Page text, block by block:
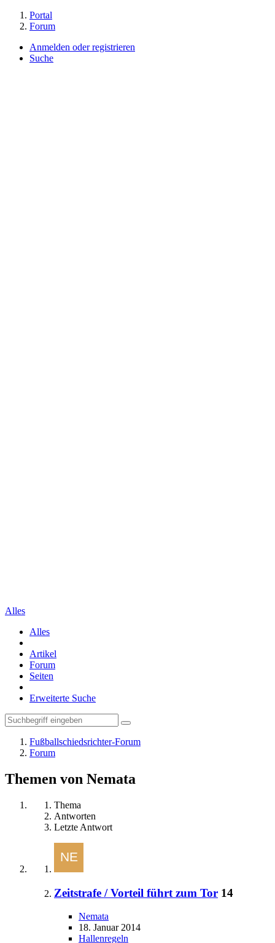
Portal
Forum
Anmelden oder registrieren
Suche
Alles
Alles
Artikel
Forum
Seiten
Erweiterte Suche
Fußballschiedsrichter-Forum
Forum
Themen von Nemata
Thema
Antworten
Letzte Antwort
Zeitstrafe / Vorteil führt zum Tor 14
Nemata
18. Januar 2014
Hallenregeln